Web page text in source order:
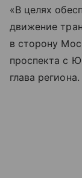
«В целях
движение
в сторону
проспекта с
глава региона.